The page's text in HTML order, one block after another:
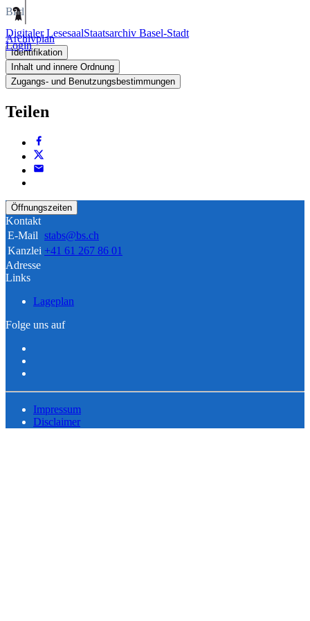
Digitaler LesesaalStaatsarchiv Basel-Stadt
Login
Bild
Archivplan
Identifikation
Inhalt und innere Ordnung
Zugangs- und Benutzungsbestimmungen
Teilen
Öffnungszeiten
Kontakt
E-Mail stabs@bs.ch
Kanzlei +41 61 267 86 01
Adresse
Links
Lageplan
Folge uns auf
Impressum
Disclaimer